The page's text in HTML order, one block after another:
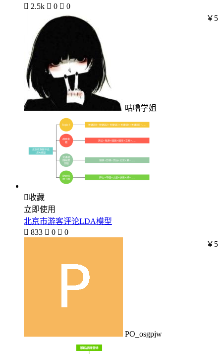
 2.5k  0  0
咕噜学姐
￥5
收藏
立即使用
北京市游客评论LDA模型
 833  0  0
PO_osgpjw
￥5